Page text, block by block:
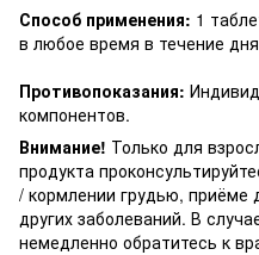
Способ применения: 1
в любое время в течение
Противопоказания:
компонентов.
Внимание! Только для
продукта
/ кормлении грудью, приёме
других заболеваний. В
немедленно обратитесь к